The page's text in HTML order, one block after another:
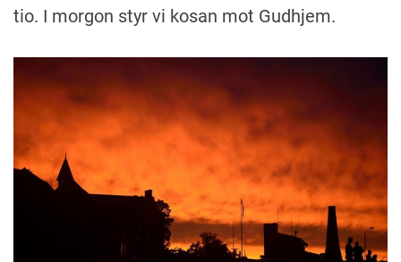
tio. I morgon styr vi kosan mot Gudhjem.